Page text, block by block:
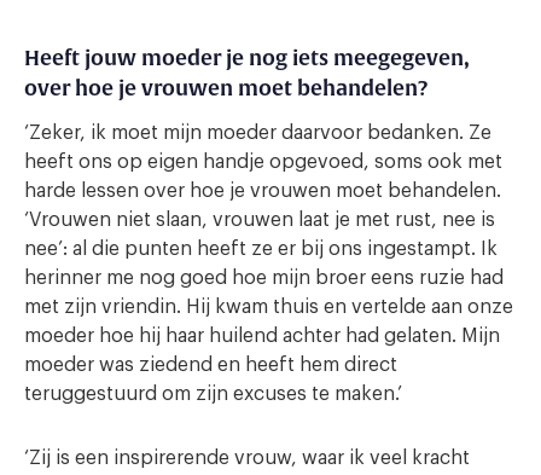
Heeft jouw moeder je nog iets meegegeven,
over hoe je vrouwen moet behandelen?
‘Zeker, ik moet mijn moeder daarvoor bedanken. Ze
heeft ons op eigen handje opgevoed, soms ook met
harde lessen over hoe je vrouwen moet behandelen.
‘Vrouwen niet slaan, vrouwen laat je met rust, nee is
nee’: al die punten heeft ze er bij ons ingestampt. Ik
herinner me nog goed hoe mijn broer eens ruzie had
met zijn vriendin. Hij kwam thuis en vertelde aan onze
moeder hoe hij haar huilend achter had gelaten. Mijn
moeder was ziedend en heeft hem direct
teruggestuurd om zijn excuses te maken.’
‘Zij is een inspirerende vrouw, waar ik veel kracht